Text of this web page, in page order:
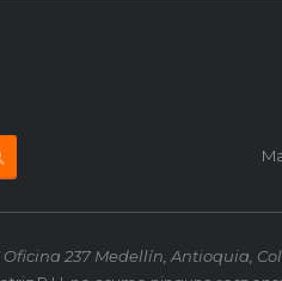
Oficina 237 Medellín, Antioquia,